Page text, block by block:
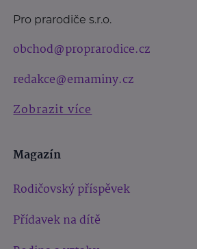
Pro prarodiče s.r.o.
obchod@proprarodice.cz
redakce@emaminy.cz
Zobrazit více
Magazín
Rodičovský příspěvek
Přídavek na dítě